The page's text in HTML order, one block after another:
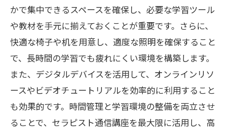
かで集中できるスペースを確保し、必要な学習ツール
や教材を手元に揃えておくことが重要です。さらに、
快適な椅子や机を用意し、適度な照明を確保すること
で、長時間の学習でも疲れにくい環境を構築します。
また、デジタルデバイスを活用して、オンラインリソ
ースやビデオチュートリアルを効率的に利用すること
も効果的です。時間管理と学習環境の整備を両立させ
ることで、セラピスト通信講座を最大限に活用し、高